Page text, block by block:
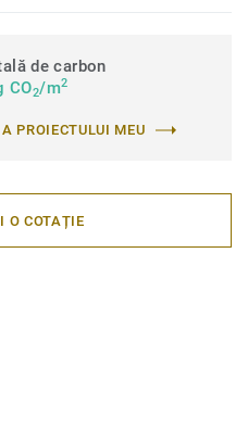
de carbon
CO2/m2
PROIECTULUI MEU
O COTAȚIE